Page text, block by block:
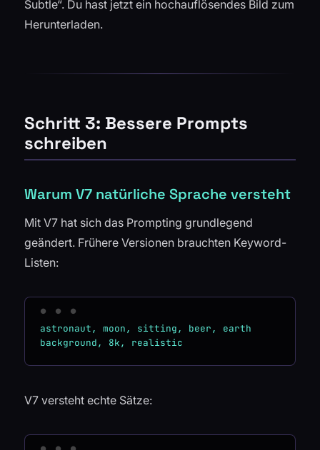
Subtle“. Du hast jetzt ein hochauflösendes Bild zum
Herunterladen.
Schritt 3: Bessere Prompts
schreiben
Warum V7 natürliche Sprache versteht
Mit V7 hat sich das Prompting grundlegend
geändert. Frühere Versionen brauchten Keyword-
Listen:
astronaut, moon, sitting, beer, earth
V7 versteht echte Sätze: